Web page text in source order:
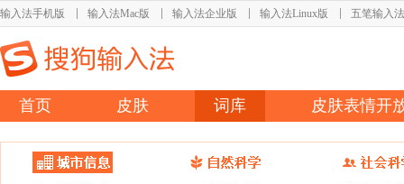
输入法手机版 输入法Mac版 输入法企业版 输入法Linux版 五笔输入法
首页 皮肤 词库 皮肤表情开